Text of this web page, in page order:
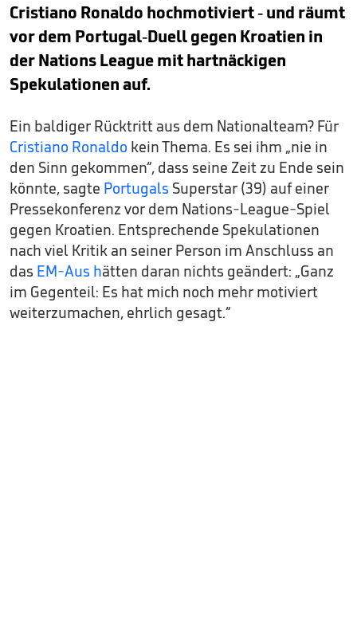
Cristiano Ronaldo hochmotiviert - und räumt
vor dem Portugal-Duell gegen Kroatien in
der Nations League mit hartnäckigen
Spekulationen auf.
Ein baldiger Rücktritt aus dem Nationalteam? Für
Cristiano Ronaldo kein Thema. Es sei ihm „nie in
den Sinn gekommen“, dass seine Zeit zu Ende sein
könnte, sagte Portugals Superstar (39) auf einer
Pressekonferenz vor dem Nations-League-Spiel
gegen Kroatien. Entsprechende Spekulationen
nach viel Kritik an seiner Person im Anschluss an
das EM-Aus hätten daran nichts geändert: „Ganz
im Gegenteil: Es hat mich noch mehr motiviert
weiterzumachen, ehrlich gesagt.“